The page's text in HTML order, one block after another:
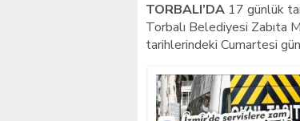
TORBALI’DA 17 günlük
Torbalı Belediyesi Zabıta
tarihlerindeki Cumartesi